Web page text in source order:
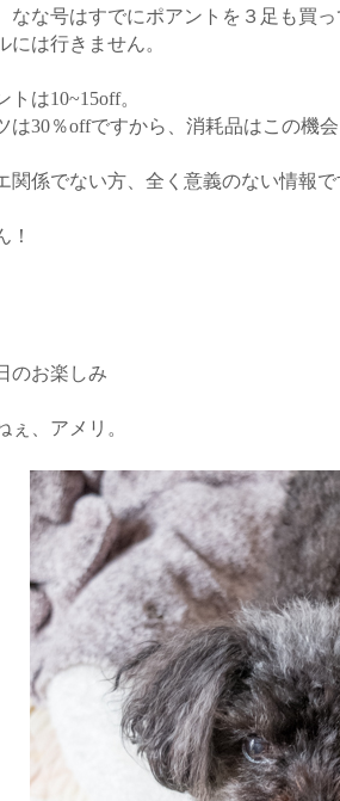
なな号はすでにポアントを３足も買
には行きません。
トは10~15off。
は30％offですから、消耗品はこの機
関係でない方、全く意義のない情報
！
のお楽しみ
ぇ、アメリ。